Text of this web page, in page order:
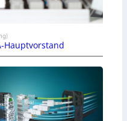
Hauptvorstand